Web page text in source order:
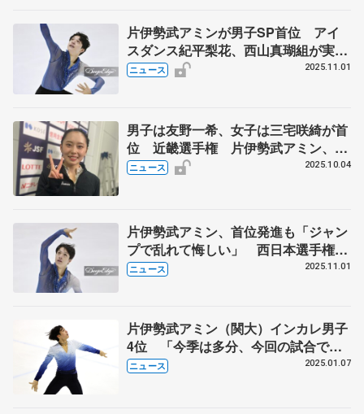
片伊勢武アミンが男子SP首位 アイ
スダンス紀平梨花、西山真瑚組が実戦
デビュー 西日本フィギュア第1日
ニュース 2025.11.01
男子は友野一希、女子は三宅咲綺が首
位 近畿選手権 片伊勢武アミン、三
原舞依が2位
ニュース 2025.10.04
片伊勢武アミン、首位発進も「ジャン
プで乱れて悔しい」 西日本選手権・
男子SP
ニュース 2025.11.01
片伊勢武アミン（関大）インカレ男子
4位 「今季は多分、今回の試合で終
わり。このままで終わらないよう、来
ニュース 2025.01.07